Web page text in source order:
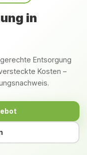
in
Entsorgung
Kosten –